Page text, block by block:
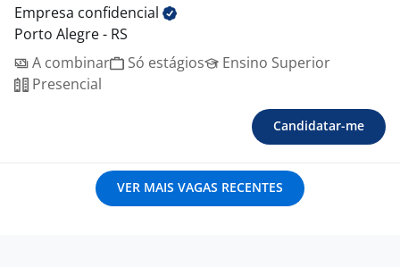
Empresa confidencial
Porto Alegre - RS
A combinar
Só estágios
Ensino Superior
Presencial
Candidatar-me
VER MAIS VAGAS RECENTES